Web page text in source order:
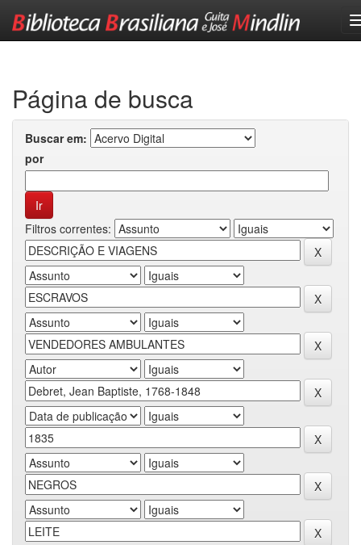
Página de busca
Buscar em:
por
Filtros correntes: